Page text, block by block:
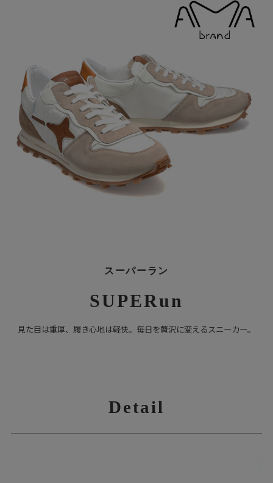
スーパーラン
SUPERun
見た目は重厚、履き心地は軽快。毎日を贅沢に変えるスニーカー。
Detail